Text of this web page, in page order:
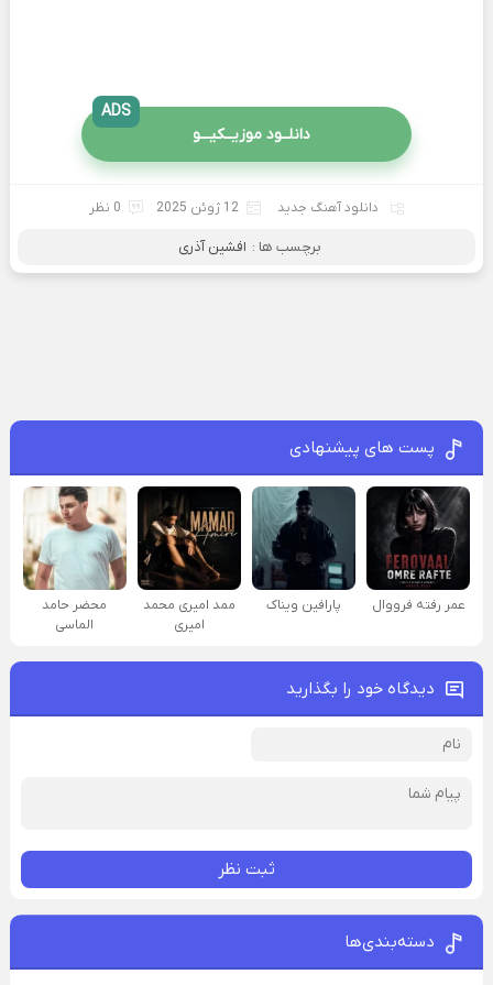
دانلــود موزیــکیـــو
ADS
دانلود آهنگ جدید 12 ژوئن 2025 0 نظر
برچسب ها : افشین آذری
پست های پیشنهادی
عمر رفته فرووال پارافين ویناک
ممد امیری محمد
امیری
محضر حامد
الماسی
دیدگاه خود را بگذارید
ثبت نظر
دسته‌بندی‌ها